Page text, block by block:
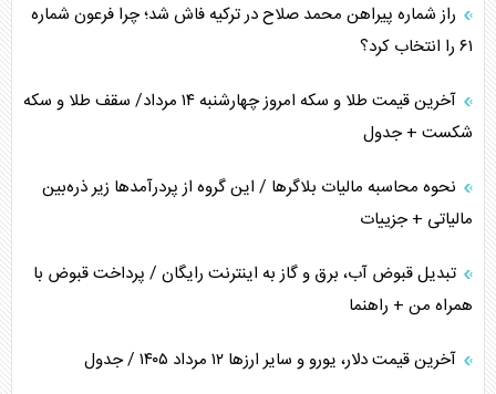
خطای راهبردی ترامپ مقابل برزیل
راز شماره پیراهن محمد صلاح در ترکیه فاش شد؛ چرا فرعون شماره
۶۱ را انتخاب کرد؟
آخرین قیمت طلا و سکه امروز چهارشنبه ۱۴ مرداد/ سقف طلا و سکه
شکست + جدول
نحوه محاسبه مالیات بلاگر‌ها / این گروه از پردرآمد‌ها زیر ذره‌بین
مالیاتی + جزییات
تبدیل قبوض آب، برق و گاز به اینترنت رایگان / پرداخت قبوض با
همراه من + راهنما
آخرین قیمت دلار، یورو و سایر ارز‌ها ۱۲ مرداد ۱۴۰۵ / جدول